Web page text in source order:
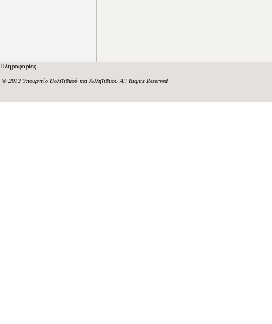
Πληροφορίες
© 2012 Υπουργείο Πολιτισμού και Αθλητισμού All Rights Reserved